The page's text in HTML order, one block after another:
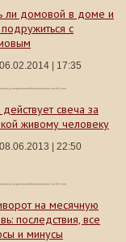
ли домовой в доме и
подружиться с
06.02.2014 | 17:35
действует свеча за
живому человеку
08.06.2013 | 22:50
на месячную
последствия, все
и минусы